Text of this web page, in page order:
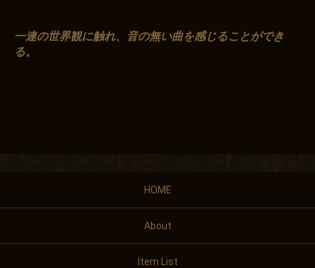
一連の世界観に触れ、音の無い曲を感じることができ
る。
HOME
About
Item List